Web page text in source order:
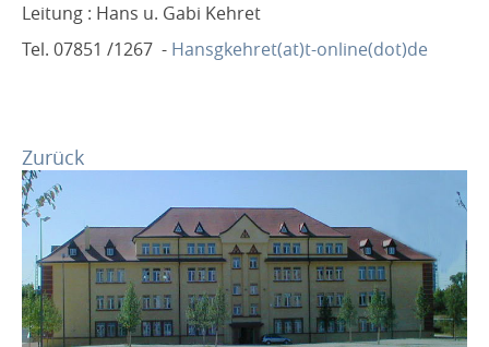
Unser Wegenetz
Kontakt
Impressum - Datenschutz
Leitung : Hans u. Gabi Kehret
Tel. 07851 /1267 - Hansgkehret(at)t-online(dot)de
Zurück